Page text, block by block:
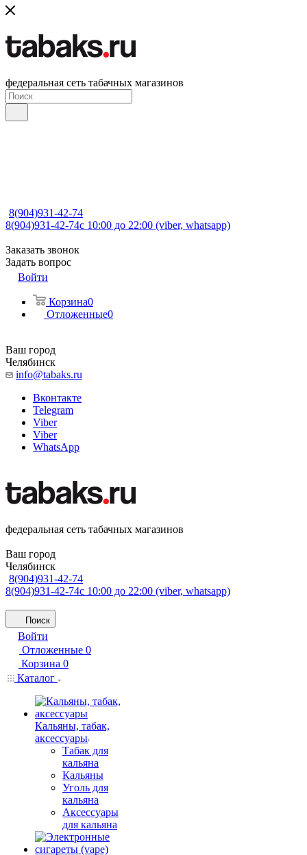
федеральная сеть табачных магазинов
8(904)931-42-74
8(904)931-42-74с 10:00 до 22:00 (viber, whatsapp)
Заказать звонок
Задать вопрос
Войти
Корзина0
Отложенные0
Ваш город
Челябинск
info@tabaks.ru
Вконтакте
Telegram
Viber
Viber
WhatsApp
федеральная сеть табачных магазинов
Ваш город
Челябинск
8(904)931-42-74
8(904)931-42-74с 10:00 до 22:00 (viber, whatsapp)
Поиск
Войти
Отложенные 0
Корзина 0
Каталог
Кальяны, табак,
аксессуары
Табак для
кальяна
Кальяны
Уголь для
кальяна
Аксессуары
для кальяна